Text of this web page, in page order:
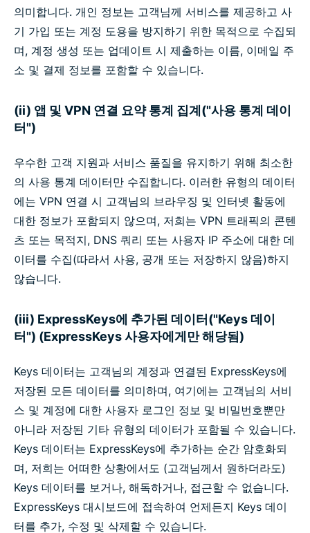
의미합니다. 개인 정보는 고객님께 서비스를 제공하고 사
기 가입 또는 계정 도용을 방지하기 위한 목적으로 수집되
며, 계정 생성 또는 업데이트 시 제출하는 이름, 이메일 주
소 및 결제 정보를 포함할 수 있습니다.
(ii) 앱 및 VPN 연결 요약 통계 집계("사용 통계 데이
터")
우수한 고객 지원과 서비스 품질을 유지하기 위해 최소한
의 사용 통계 데이터만 수집합니다. 이러한 유형의 데이터
에는 VPN 연결 시 고객님의 브라우징 및 인터넷 활동에
대한 정보가 포함되지 않으며, 저희는 VPN 트래픽의 콘텐
츠 또는 목적지, DNS 쿼리 또는 사용자 IP 주소에 대한 데
이터를 수집(따라서 사용, 공개 또는 저장하지 않음)하지
않습니다.
(iii) ExpressKeys에 추가된 데이터("Keys 데이
터") (ExpressKeys 사용자에게만 해당됨)
Keys 데이터는 고객님의 계정과 연결된 ExpressKeys에
저장된 모든 데이터를 의미하며, 여기에는 고객님의 서비
스 및 계정에 대한 사용자 로그인 정보 및 비밀번호뿐만
아니라 저장된 기타 유형의 데이터가 포함될 수 있습니다.
Keys 데이터는 ExpressKeys에 추가하는 순간 암호화되
며, 저희는 어떠한 상황에서도 (고객님께서 원하더라도)
Keys 데이터를 보거나, 해독하거나, 접근할 수 없습니다.
ExpressKeys 대시보드에 접속하여 언제든지 Keys 데이
터를 추가, 수정 및 삭제할 수 있습니다.